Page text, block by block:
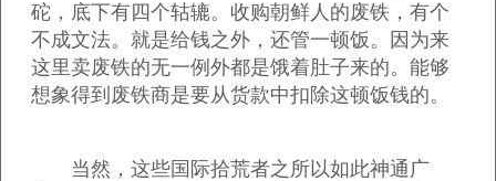
砣，底下有四个轱辘。收购朝鲜人的废铁，有个
不成文法。就是给钱之外，还管一顿饭。因为来
这里卖废铁的无一例外都是饿着肚子来的。能够
想象得到废铁商是要从货款中扣除这顿饭钱的。
当然，这些国际拾荒者之所以如此神通广